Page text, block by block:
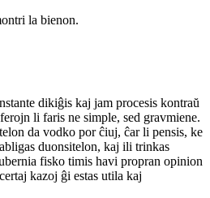
la bienon.
dikiĝis kaj jam procesis kontraŭ
li faris ne simple, sed gravmiene.
da vodko por ĉiuj, ĉar li pensis, ke
duonsitelon, kaj ili trinkas
fisko timis havi propran opinion
kazoj ĝi estas utila kaj